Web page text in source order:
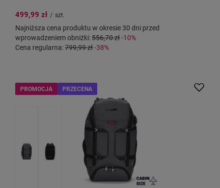
499,99 zł / szt.
Najniższa cena produktu w okresie 30 dni przed
wprowadzeniem obniżki:556,70 zł-10%
Cena regularna:799,99 zł-38%
PROMOCJA PRZECENA